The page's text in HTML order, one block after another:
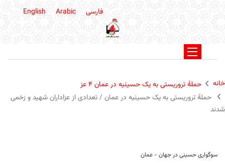
فارسی English Arabic
خانه
حملۀ تروریستی به یک حسینیه در عمان ۴ عز
حملۀ تروریستی به یک حسینیه در عمان / تعدادی از عزاداران شهید و زخمی
شدند
سوگواری حسینی در جهان - عمان